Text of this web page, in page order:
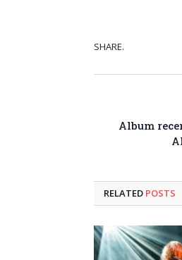
SHARE.
Album
RELATED POSTS